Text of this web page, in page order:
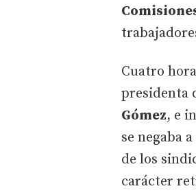
Cuatro
presidenta
Gómez, e
se negaba
de los
carácter